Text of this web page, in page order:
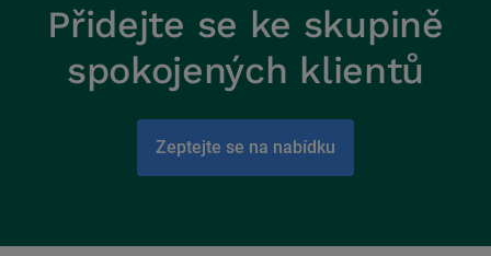
Přidejte se ke skupině
spokojených klientů
Zeptejte se na nabídku